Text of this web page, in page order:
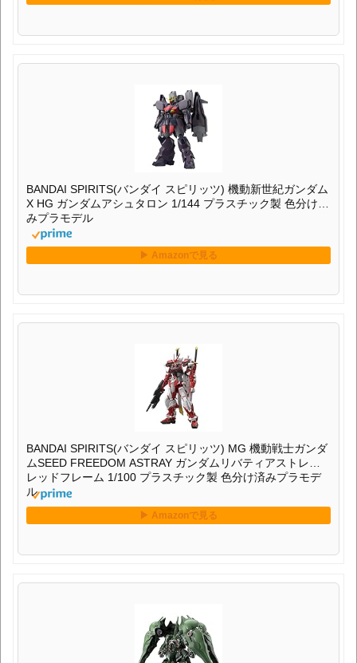
BANDAI SPIRITS(バンダイ スピリッツ) 機動新世紀ガンダム
X HG ガンダムアシュタロン 1/144 プラスチック製 色分け済
みプラモデル
BANDAI SPIRITS(バンダイ スピリッツ) MG 機動戦士ガンダ
ムSEED FREEDOM ASTRAY ガンダムリバティアストレイ
レッドフレーム 1/100 プラスチック製 色分け済みプラモデ
ル